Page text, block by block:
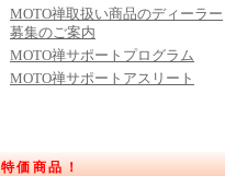
MOTO禅取扱い商品のディーラー
募集のご案内
MOTO禅サポートプログラム
MOTO禅サポートアスリート
特価商品！